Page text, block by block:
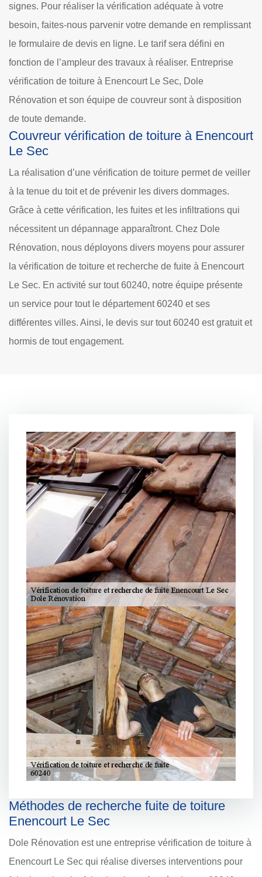
signes. Pour réaliser la vérification adéquate à votre
besoin, faites-nous parvenir votre demande en remplissant
le formulaire de devis en ligne. Le tarif sera défini en
fonction de l’ampleur des travaux à réaliser. Entreprise
vérification de toiture à Enencourt Le Sec, Dole
Rénovation et son équipe de couvreur sont à disposition
de toute demande.
Couvreur vérification de toiture à Enencourt
Le Sec
La réalisation d’une vérification de toiture permet de veiller
à la tenue du toit et de prévenir les divers dommages.
Grâce à cette vérification, les fuites et les infiltrations qui
nécessitent un dépannage apparaîtront. Chez Dole
Rénovation, nous déployons divers moyens pour assurer
la vérification de toiture et recherche de fuite à Enencourt
Le Sec. En activité sur tout 60240, notre équipe présente
un service pour tout le département 60240 et ses
différentes villes. Ainsi, le devis sur tout 60240 est gratuit et
hormis de tout engagement.
Méthodes de recherche fuite de toiture
Enencourt Le Sec
Dole Rénovation est une entreprise vérification de toiture à
Enencourt Le Sec qui réalise diverses interventions pour